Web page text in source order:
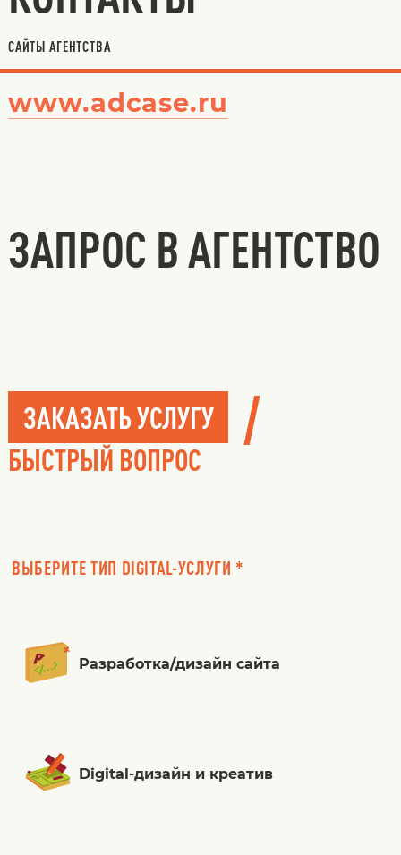
САЙТЫ АГЕНТСТВА
www.adcase.ru
ЗАПРОС В АГЕНТСТВО
ЗАКАЗАТЬ УСЛУГУ /
БЫСТРЫЙ ВОПРОС
ВЫБЕРИТЕ ТИП DIGITAL-УСЛУГИ *
Разработка/дизайн сайта
Digital-дизайн и креатив